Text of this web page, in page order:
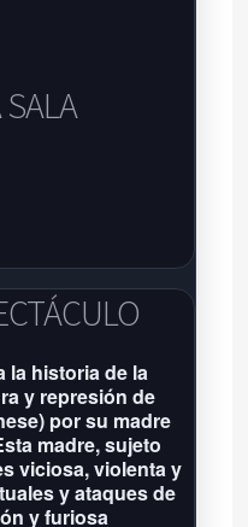
-
eventos
la historia de la
y represión de
por su madre
madre, sujeto
viciosa, violenta y
y ataques de
y furiosa